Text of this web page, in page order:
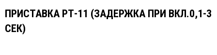
ПРИСТАВКА РТ-11 (ЗАДЕРЖКА ПРИ ВКЛ.0,1-3
СЕК)